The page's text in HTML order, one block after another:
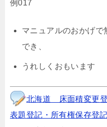
例017
マニュアルのおかげで
でき、
うれしくおもいます
北海道 床面積変更
表題登記・所有権保存登